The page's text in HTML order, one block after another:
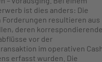
ist dies anders: Die
Forderungen resultieren aus
deren korrespondierende
vor der
im operativen
erfasst wurden. Die